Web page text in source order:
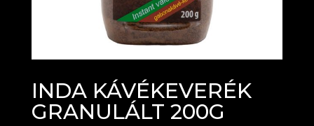
INDA KÁVÉKEVERÉK
GRANULÁLT 200G